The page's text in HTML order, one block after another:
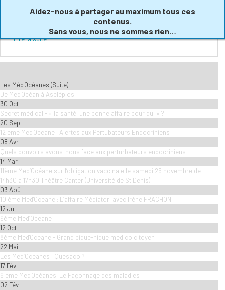
multiplient ainsi que les conférences sur les perturbateurs
endocriniens. Et pourtant, l'information passe mal. Certains
préfèrent se dire: ...
Lire la suite
Les Méd'Océanes (Suite)
De Med'Océan à Asclépios
30 Oct
Secret médical - « la santé, une bonne affaire pour qui » ?
20 Sep
12 ème Med'Oceane : Alertes aux Pertubateurs Endocriniens
08 Avr
Quels pouvoirs avons-nous face aux perturbateurs endocriniens
14 Mar
11ème Med‘Océane sur l’obligation vaccinale le samedi 25 novembre de
14h30 à 17h30 Théâtre Canter (Université de St Denis)
03 Aoû
10 ème Med'Oceane : L’affaire Médiator, avec Irène FRACHON
12 Jui
9ème Med’Oceane
12 Oct
8ème Med'Oceane - Grand pique-nique medico citoyen
22 Mai
Les Med’Oceanes : Quèsaco ?
17 Fév
6 ème Med'Océanes: Le Façonnage des maladies
02 Fév
Aidez-nous à partager au maximum tous ces
contenus.
Sans vous, nous ne sommes rien…